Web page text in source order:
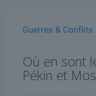
Guerres & Conflits
Où en sont
Pékin et